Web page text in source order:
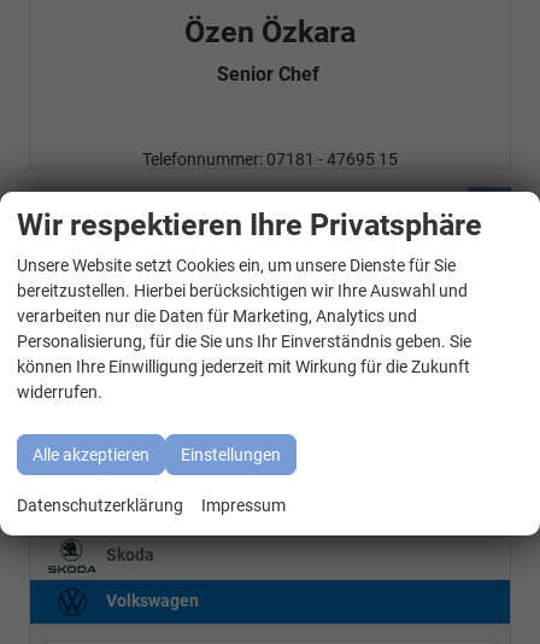
Özen Özkara
Senior Chef
Telefonnummer: 07181 - 47695 15
Geparkte Fahrzeuge (0)
Audi
BMW
Mercedes-Benz
Seat
Skoda
Volkswagen
Wir respektieren Ihre Privatsphäre
Unsere Website setzt Cookies ein, um unsere Dienste für Sie
bereitzustellen. Hierbei berücksichtigen wir Ihre Auswahl und
verarbeiten nur die Daten für Marketing, Analytics und
Personalisierung, für die Sie uns Ihr Einverständnis geben. Sie
können Ihre Einwilligung jederzeit mit Wirkung für die Zukunft
widerrufen.
Alle akzeptieren Einstellungen
Datenschutzerklärung Impressum